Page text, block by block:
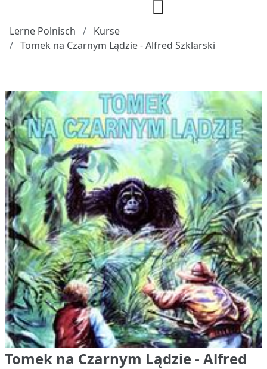
Lerne Polnisch
Kurse
Tomek na Czarnym Lądzie - Alfred Szklarski
Tomek na Czarnym Lądzie - Alfred